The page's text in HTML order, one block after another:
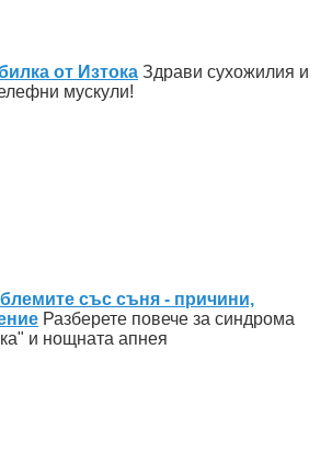
от Изтока Здрави сухожилия и
мускули!
със съня - причини,
Разберете повече за синдрома
и нощната апнея